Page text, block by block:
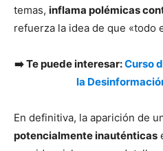
temas, inflama polémicas
refuerza la idea de que «todo
➡️ Te puede interesar:Curso
la
En definitiva, la aparición de
potencialmente inauténticas